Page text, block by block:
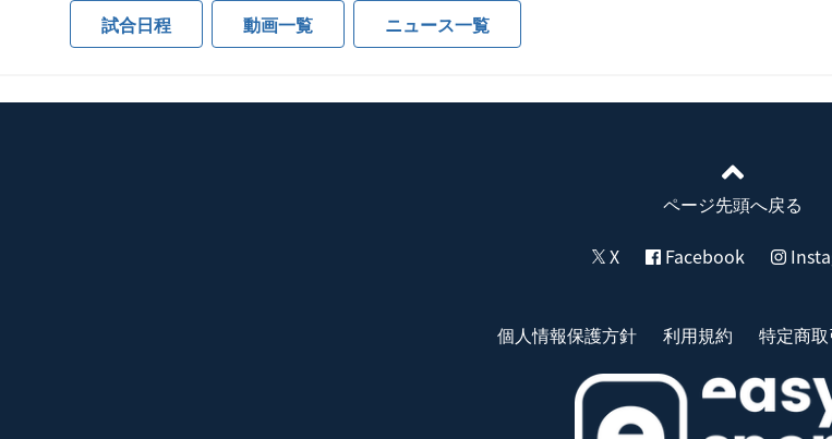
試合日程 動画一覧 ニュース一覧
ページ先頭へ戻る
X
Facebook
個人情報保護方針 利用規約 特定商